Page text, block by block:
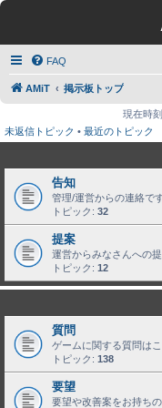
FAQ
AMiT 掲示板トップ
現在時
未返信トピック • 最近のトピック
告知
管理/運営からの連絡です
トピック: 32
提案
運営からみなさんへの提
トピック: 12
質問
ゲームに関する質問は
トピック: 138
要望
要望や改善案をお持ち